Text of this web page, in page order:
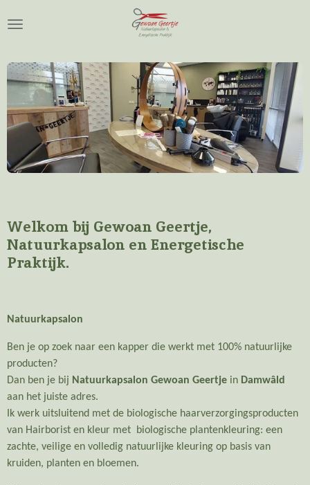
direct
de
hoofdinhoud
Welkom bij Gewoan Geertje,
Natuurkapsalon en Energetische
Praktijk.
Natuurkapsalon
Ben je op zoek naar een kapper die werkt met 100% natuurlijke
producten?
Dan ben je bij Natuurkapsalon Gewoan Geertje in Damwâld
aan het juiste adres.
Ik werk uitsluitend met de biologische haarverzorgingsproducten
van Hairborist en kleur met biologische plantenkleuring: een
zachte, veilige en volledig natuurlijke kleuring op basis van
kruiden, planten en bloemen.